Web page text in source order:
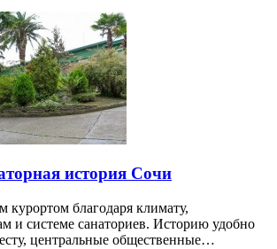
история Сочи
курортом благодаря климату,
и системе санаториев. Историю удобно
центральные общественные…